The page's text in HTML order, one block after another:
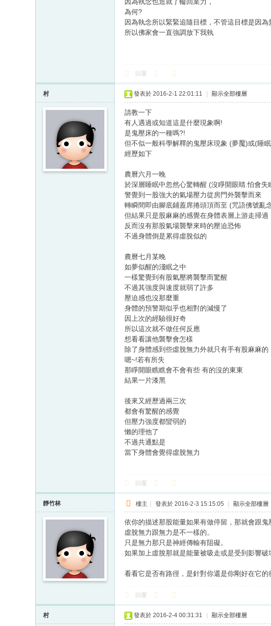
為何?
因為執念所以緊緊追隨目標，不管這目標是因為
所以佛家會一直強調放下我執
回覆
村 發表於 2016-2-1 22:01:11 顯示全部樓層
請教一下
有人遇過或知道這是什麼現象啊!
是鬼壓床的一種嗎?!
但不似一般科學解釋的鬼壓床現象 (夢魘)或(睡
經歷如下
農曆六月一晚
於深層睡眠中忽然心驚轉醒 (沒睜開眼睛.怕會失
警覺到一股強大的氣場壓力從房門外襲擊而來
轉瞬間即由腳底鋪蓋席捲頭頂而至 (咒語佛號亂
但結果只是股麻麻的感覺在身體表層上游走掃過
反而沒有那股氣場襲擊來時的壓迫恐怖
不過身體倒是累得虛脫似的
農曆七月某晚
如夢似醒的淺眠之中
一樣驚覺到有股氣壓將襲擊而驚醒
不過其強度與速度就弱了許多
壓迫感也沒那麼重
身體的預警期似乎也相對的減慢了
因上次的經驗很好奇
所以這次就不做任何反應
想看看讓他襲擊會怎樣
除了身體感到些虛脫無力外就只有手有股麻麻的
嗯~!若有所失
那睜開眼瞧瞧會不會有些 有的沒的東東
結果一片漆黑
後來又經歷過兩三次
都會有驚醒的感覺
但壓力強度都蠻弱的
懶的理他了
不過共通點是
當下身體會覺得虛脫無力
回覆
靜竹林 樓主 | 發表於 2016-2-3 15:15:05 | 顯示全部樓層
依你的描述那股能量如果有做停留，那就會跟鬼
虛脫無力跟無力是不一樣的。
只是無力那只是神經傳輸有阻礙。
如果加上虛脫那就是能量被吸走或是受到影響破
看看它是否有路徑，是針對你還是你剛好在它的
回覆
村 發表於 2016-2-4 00:31:31 顯示全部樓層